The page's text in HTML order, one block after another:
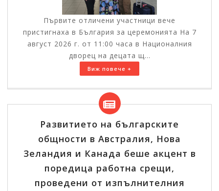
Първите отличени участници вече
пристигнаха в България за церемонията На 7
август 2026 г. от 11:00 часа в Националния
дворец на децата щ...
Виж повече +
Развитието на българските
общности в Австралия, Нова
Зеландия и Канада беше акцент в
поредица работна срещи,
проведени от изпълнителния